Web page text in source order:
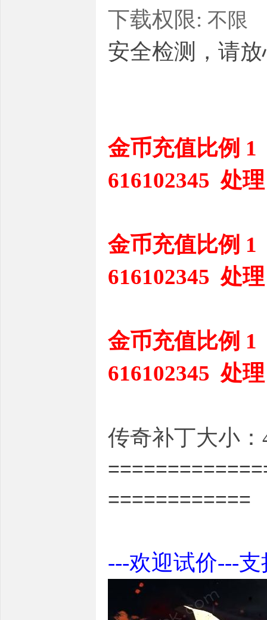
下载权限: 不限
安全检测，请
金币充值比例
616102345 处理
金币充值比例
616102345 处理
金币充值比例
616102345 处理
传奇补丁大小：
============
---欢迎试价---